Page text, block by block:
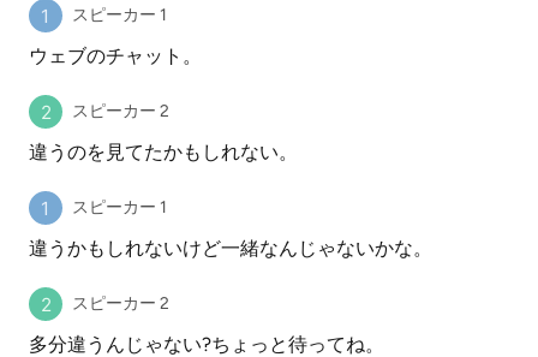
スピーカー 1
ウェブのチャット。
スピーカー 2
違うのを見てたかもしれない。
スピーカー 1
違うかもしれないけど一緒なんじゃないかな。
スピーカー 2
多分違うんじゃない?ちょっと待ってね。